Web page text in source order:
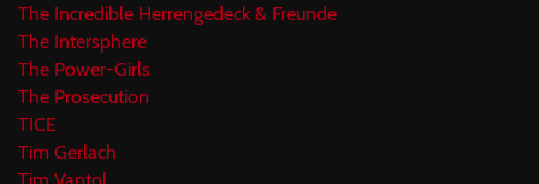
The Incredible Herrengedeck & Freunde
The Intersphere
The Power-Girls
The Prosecution
TICE
Tim Gerlach